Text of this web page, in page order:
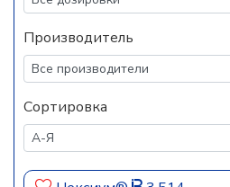
Производитель
Сортировка